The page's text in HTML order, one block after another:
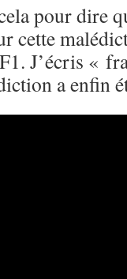
pour dire
cette
J’écris «
a enfin